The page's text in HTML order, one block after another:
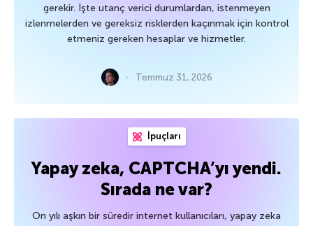
gerekir. İşte utanç verici durumlardan, istenmeyen
izlenmelerden ve gereksiz risklerden kaçınmak için kontrol
etmeniz gereken hesaplar ve hizmetler.
Temmuz 31, 2026
İpuçları
Yapay zeka, CAPTCHA’yı yendi.
Sırada ne var?
On yılı aşkın bir süredir internet kullanıcıları, yapay zeka